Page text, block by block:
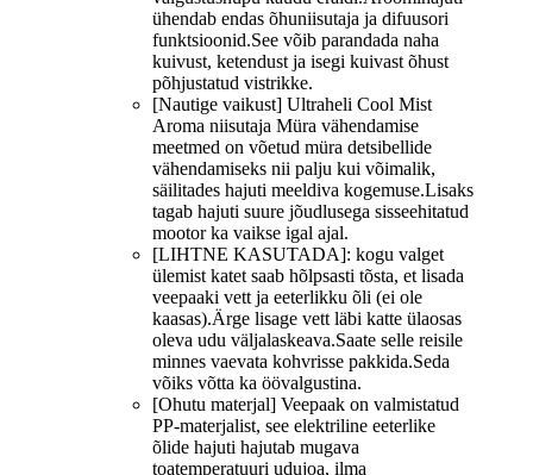
ühendab endas õhuniisutaja ja difuusori
funktsioonid.See võib parandada naha
kuivust, ketendust ja isegi kuivast õhust
põhjustatud vistrikke.
[Nautige vaikust] Ultraheli Cool Mist
Aroma niisutaja Müra vähendamise
meetmed on võetud müra detsibellide
vähendamiseks nii palju kui võimalik,
säilitades hajuti meeldiva kogemuse.Lisaks
tagab hajuti suure jõudlusega sisseehitatud
mootor ka vaikse igal ajal.
[LIHTNE KASUTADA]: kogu valget
ülemist katet saab hõlpsasti tõsta, et lisada
veepaaki vett ja eeterlikku õli (ei ole
kaasas).Ärge lisage vett läbi katte ülaosas
oleva udu väljalaskeava.Saate selle reisile
minnes vaevata kohvrisse pakkida.Seda
võiks võtta ka öövalgustina.
[Ohutu materjal] Veepaak on valmistatud
PP-materjalist, see elektriline eeterlike
õlide hajuti hajutab mugava
toatemperatuuri udujoa, ilma